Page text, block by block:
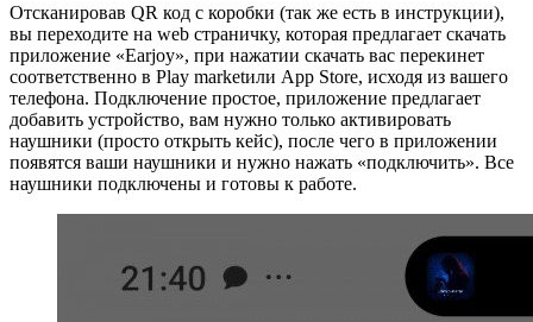
Отсканировав QR код с коробки (так же есть в инструкции),
вы переходите на web страничку, которая предлагает скачать
приложение «Earjoy», при нажатии скачать вас перекинет
соответственно в Play marketили App Store, исходя из вашего
телефона. Подключение простое, приложение предлагает
добавить устройство, вам нужно только активировать
наушники (просто открыть кейс), после чего в приложении
появятся ваши наушники и нужно нажать «подключить». Все
наушники подключены и готовы к работе.